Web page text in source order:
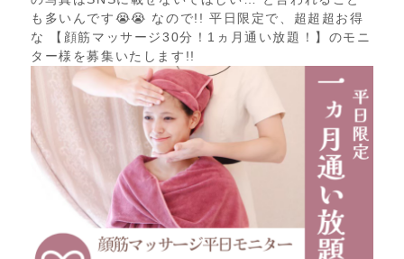
も多いんです😭😭 なので!! 平日限定で、超超超お得
な 【顔筋マッサージ30分！1ヵ月通い放題！】のモニ
ター様を募集いたします!!